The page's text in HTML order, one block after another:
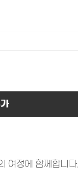
여정에 함께합니다.